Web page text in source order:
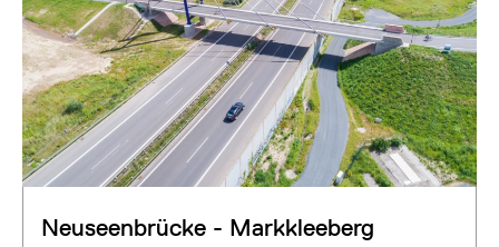
Neuseenbrücke - Markkleeberg